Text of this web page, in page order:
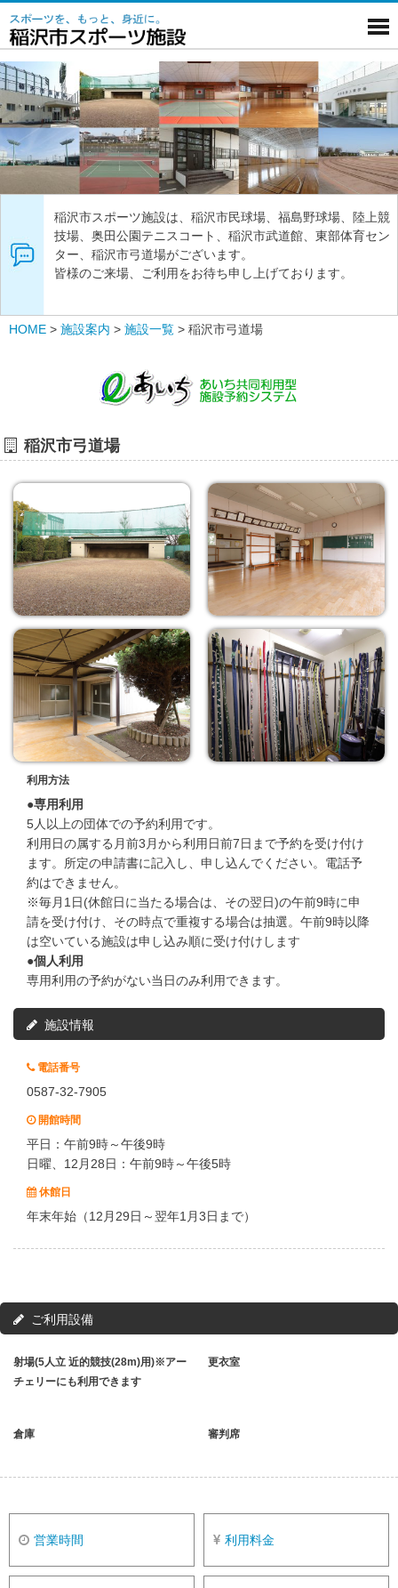
稲沢市スポーツ施設は、稲沢市民球場、福島野球場、陸上競
技場、奥田公園テニスコート、稲沢市武道館、東部体育セン
ター、稲沢市弓道場がございます。
皆様のご来場、ご利用をお待ち申し上げております。
HOME > 施設案内 > 施設一覧 > 稲沢市弓道場
稲沢市弓道場
利用方法
●専用利用
5人以上の団体での予約利用です。
利用日の属する月前3月から利用日前7日まで予約を受け付け
ます。所定の申請書に記入し、申し込んでください。電話予
約はできません。
※毎月1日(休館日に当たる場合は、その翌日)の午前9時に申
請を受け付け、その時点で重複する場合は抽選。午前9時以降
は空いている施設は申し込み順に受け付けします
●個人利用
専用利用の予約がない当日のみ利用できます。
施設情報
電話番号
0587-32-7905
開館時間
平日：午前9時～午後9時
日曜、12月28日：午前9時～午後5時
休館日
年末年始（12月29日～翌年1月3日まで）
ご利用設備
射場(5人立 近的競技(28m)用)※アー
チェリーにも利用できます
更衣室
倉庫 審判席
営業時間 利用料金